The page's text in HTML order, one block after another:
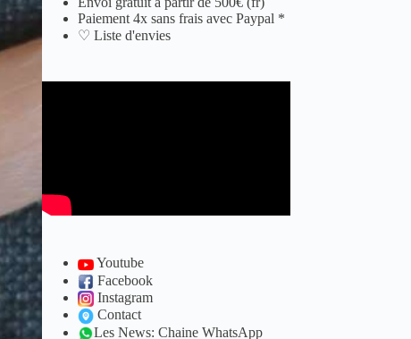
Paiement 4x sans frais avec Paypal *
♡ Liste d'envies
Youtube
Facebook
Instagram
Contact
Les News: Chaine WhatsApp